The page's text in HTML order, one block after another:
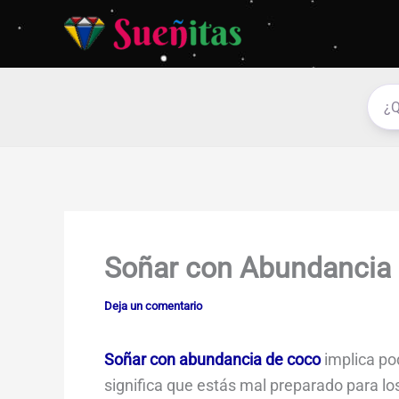
contenido
Soñar con Abundancia
Deja un comentario
Soñar con abundancia de cocoimplica
significa que estás mal preparado para